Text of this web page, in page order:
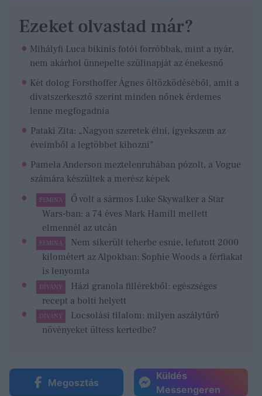
Ezeket olvastad már?
Mihályfi Luca bikinis fotói forróbbak, mint a nyár,
nem akárhol ünnepelte szülinapját az énekesnő
Két dolog Forsthoffer Ágnes öltözködéséből, amit a
divatszerkesztő szerint minden nőnek érdemes
lenne megfogadnia
Pataki Zita: „Nagyon szeretek élni, igyekszem az
éveimből a legtöbbet kihozni”
Pamela Anderson meztelenruhában pózolt, a Vogue
számára készültek a merész képek
FEMINA
Ő volt a sármos Luke Skywalker a Star
Wars-ban: a 74 éves Mark Hamill mellett
elmennél az utcán
FEMINA
Nem sikerült teherbe esnie, lefutott 2000
kilométert az Alpokban: Sophie Woods a férfiakat
is lenyomta
DÍVÁNY
Házi granola fillérekből: egészséges
recept a bolti helyett
DÍVÁNY
Locsolási tilalom: milyen aszálytűrő
növényeket ültess kertedbe?
Megosztás
Küldés
Messengeren